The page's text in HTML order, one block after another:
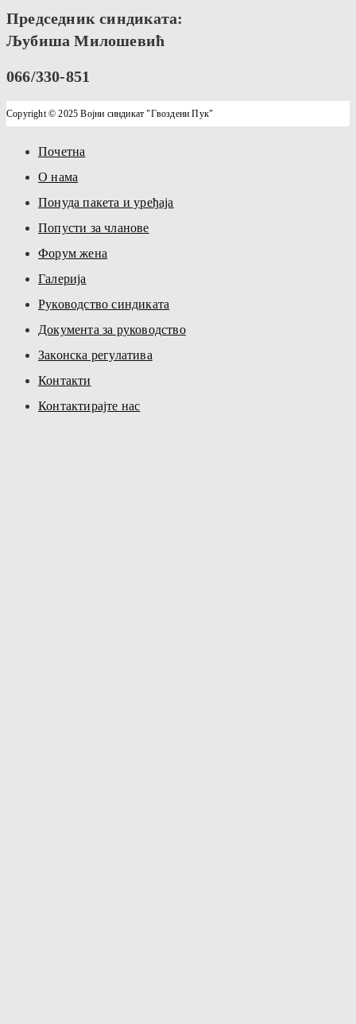
Председник синдиката:
Љубиша Милошевић
066/330-851
Copyright © 2025 Војни синдикат "Гвоздени Пук"
Почетна
О нама
Понуда пакета и уређаја
Попусти за чланове
Форум жена
Галерија
Руководство синдиката
Документа за руководство
Законска регулатива
Контакти
Контактирајте нас